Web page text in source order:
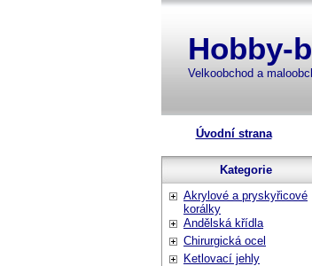
Hobby-
Velkoobchod a
Úvodní strana
Kategorie
Akrylové a pryskyřicové
korálky
Andělská křídla
Chirurgická ocel
Ketlovací jehly